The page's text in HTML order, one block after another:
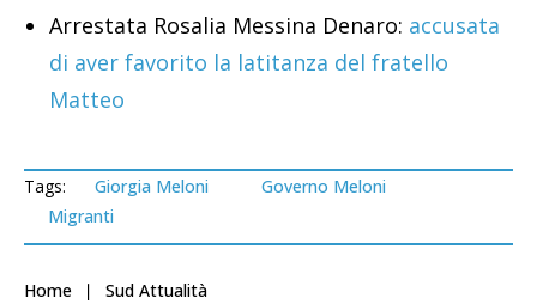
Arrestata Rosalia Messina Denaro: accusata
di aver favorito la latitanza del fratello
Matteo
Tags: Giorgia Meloni
Governo Meloni
Migranti
Home Sud Attualità